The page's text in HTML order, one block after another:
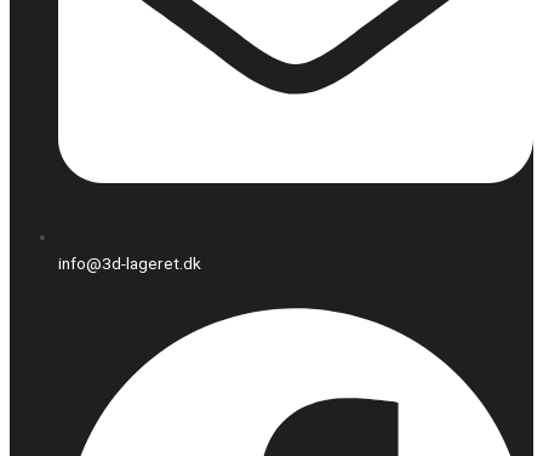
info@3d-lageret.dk